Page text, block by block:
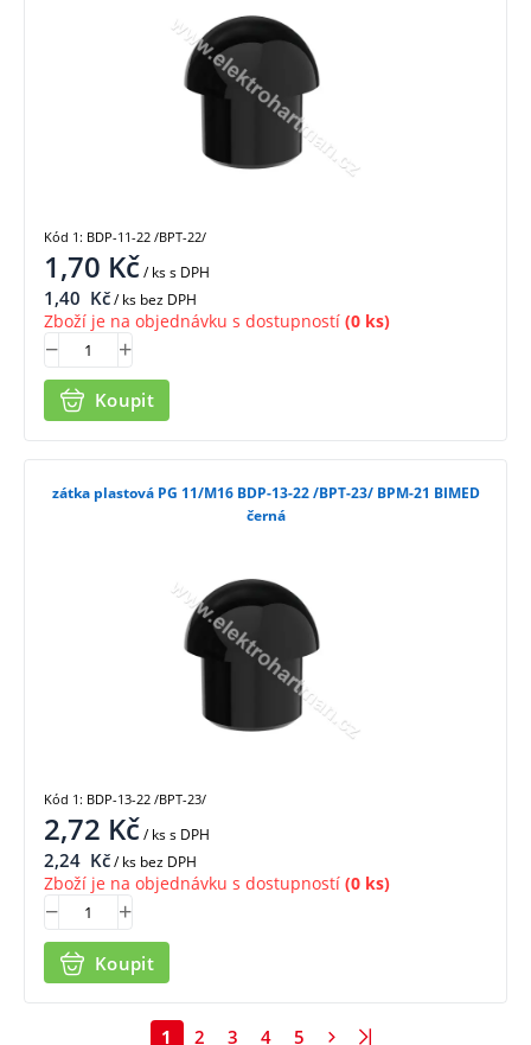
1,70 Kč/ kss DPH
1,40 Kč/ ks bez DPH
Zboží je na objednávku s dostupností (0 ks)
Koupit
Kód 1: BDP-11-22 /BPT-22/
zátka plastová PG 11/M16 BDP-13-22 /BPT-23/ BPM-21 BIMED
černá
2,72 Kč/ kss DPH
2,24 Kč/ ks bez DPH
Zboží je na objednávku s dostupností (0 ks)
Koupit
Kód 1: BDP-13-22 /BPT-23/
1 2 3 4 5